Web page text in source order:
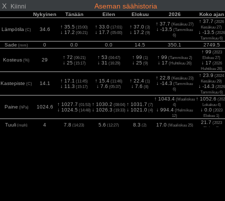
X Kiinni Aseman säähistoria
Nykyinen Tänään Eilen Elokuu 2026 Koko ajan
Lämpötila (C) 34.6 ↑ 35.5 (15:00)
↓ 17.2 (06:21)
↑ 33.0 (17:01)
↓ 17.7 (05:00)
↑ 37.0 (3)
↓ 17.2 (9)
↑ 37.7 (Kesäkuu 27)
↓ -13.5 (Tammikuu
6)
↑ 37.7 (2026
Kesäkuu 27)
↓ -13.5 (2026
Tammikuu 6)
Sade (mm) 0 0.0 0.0 14.5 350.1 2749.5
Kosteus (%) 29 ↑ 72 (06:21)
↓ 25 (15:17)
↑ 53 (04:47)
↓ 31 (16:29)
↑ 99 (1)
↓ 25 (9)
↑ 99 (Tammikuu 2)
↓ 17 (Huhtikuu 26)
↑ 99 (2023
Elokuu 27)
↓ 17 (2026
Huhtikuu 26)
Kastepiste (C) 14.1 ↑ 17.1 (11:45)
↓ 11.3 (15:17)
↑ 15.4 (11:46)
↓ 7.6 (05:37)
↑ 22.4 (1)
↓ 7.6 (8)
↑ 22.8 (Kesäkuu 23)
↓ -14.3 (Tammikuu
6)
↑ 23.9 (2024
Kesäkuu 29)
↓ -14.3 (2026
Tammikuu 6)
Paine (hPa) 1024.6 ↑ 1027.7 (01:53)
↓ 1024.5 (14:48)
↑ 1030.2 (08:04)
↓ 1026.3 (19:33)
↑ 1031.7 (7)
↓ 1021.0 (4)
↑ 1043.4 (Maaliskuu
4)
↓ 994.4 (Helmikuu
12)
↑ 1052.6
Lokakuu 4)
↓ 0.0 (2023
Elokuu 1)
Tuuli (mph) 4 7.8 (14:23) 5.6 (12:27) 8.3 (2) 17.0(Maaliskuu 25) 21.7 (2023
Elokuu 3)